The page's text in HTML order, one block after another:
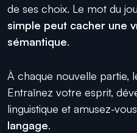
de ses choix. Le mot du
simple peut cacher une
sémantique.
À chaque nouvelle partie,
Entraînez votre esprit,
linguistique et amusez-
langage.